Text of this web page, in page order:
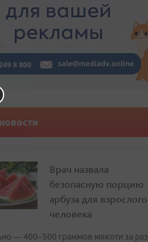
Врач назвала
безопасную порцию
арбуза для взрослого
человека
— 400–500 граммов мякоти за раз